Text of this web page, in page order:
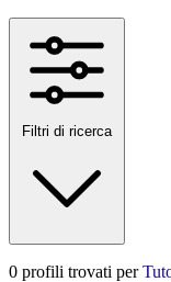
Filtri di ricerca
0 profili trovati per